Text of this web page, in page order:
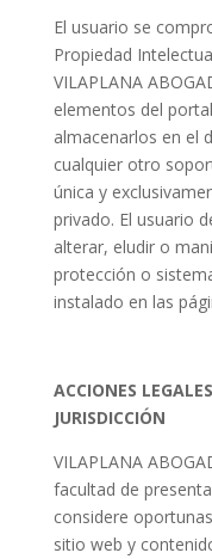
El usuario se
Propiedad
VILAPLANA
elementos del
almacenarlos en el
cualquier otro
única y
privado. El usuario
alterar, eludir o
protección o
instalado en las
ACCIONES
JURISDICCIÓN
VILAPLANA
facultad de
considere
sitio web y